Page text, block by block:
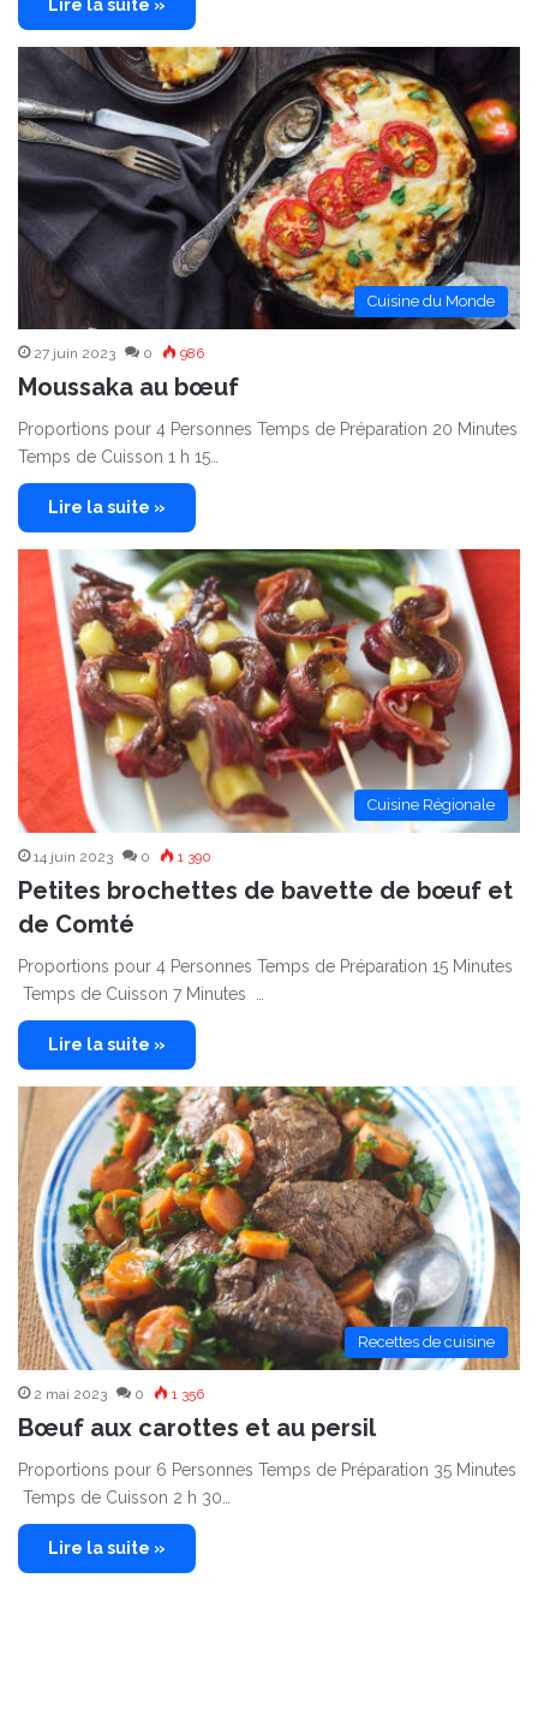
Lire la suite »
Cuisine du Monde
27 juin 2023 0 986
Moussaka au bœuf
Proportions pour 4 Personnes Temps de Préparation 20 Minutes
Temps de Cuisson 1 h 15…
Lire la suite »
Cuisine Régionale
14 juin 2023 0 1 390
Petites brochettes de bavette de bœuf et
de Comté
Proportions pour 4 Personnes Temps de Préparation 15 Minutes
Temps de Cuisson 7 Minutes …
Lire la suite »
Recettes de cuisine
2 mai 2023 0 1 356
Bœuf aux carottes et au persil
Proportions pour 6 Personnes Temps de Préparation 35 Minutes
Temps de Cuisson 2 h 30…
Lire la suite »